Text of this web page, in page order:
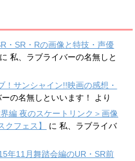
・SR・Rの画像と特技・声優
に私、ラブライバーの名無しと
！サンシャイン!!映画の感想・
の名無しといいます！
より
編 夜のスケートリンク＞画像
クフェス】
に私、ラブライバ
年11月舞踏会編のUR・SR前